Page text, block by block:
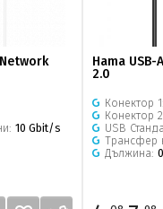
10 Gbit/s
Hama USB-
2.0
Конектор 1:
Конектор
USB
Трансфер
Дължина: